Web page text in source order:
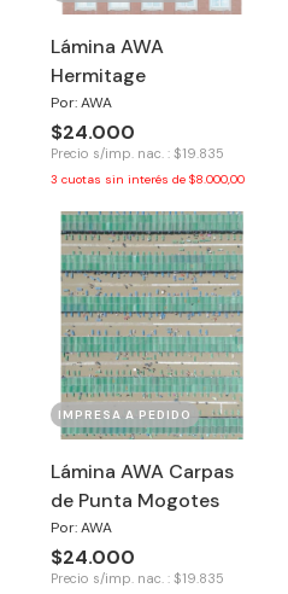
Lámina AWA
Hermitage
Por: AWA
$24.000
Precio s/imp. nac. : $19.835
3 cuotas sin interés de $8.000,00
IMPRESA A PEDIDO
Lámina AWA Carpas
de Punta Mogotes
Por: AWA
$24.000
Precio s/imp. nac. : $19.835